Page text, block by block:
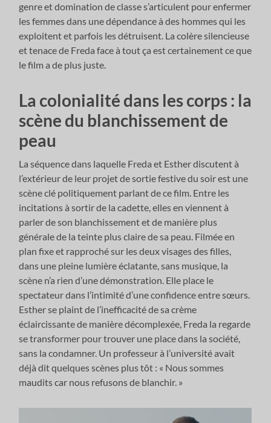
genre et domination de classe s’articulent pour enfermer
les femmes dans une dépendance à des hommes qui les
exploitent et parfois les détruisent. La colère silencieuse
et tenace de Freda face à tout ça est certainement ce que
le film a de plus juste.
La colonialité dans les corps : la
scène du blanchissement de
peau
La séquence dans laquelle Freda et Esther discutent à
l’extérieur de leur projet de sortie festive du soir est une
scène clé politiquement parlant de ce film. Entre les
incitations à sortir de la cadette, elles en viennent à
parler de son blanchissement et de manière plus
générale de la teinte plus claire de sa peau. Filmée en
plan fixe et rapproché sur les deux visages des filles,
dans une pleine lumière éclatante, sans musique, la
scène n’a rien d’une démonstration. Elle place le
spectateur dans l’intimité d’une confidence entre sœurs.
Esther se plaint de l’inefficacité de sa crème
éclaircissante de manière décomplexée, Freda la regarde
se transformer pour trouver une place dans la société,
sans la condamner. Un professeur à l’université avait
déjà dit quelques scènes plus tôt : « Nous sommes
maudits car nous refusons de blanchir. »